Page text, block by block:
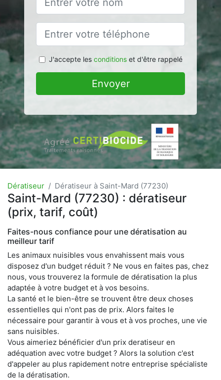
J'accepte les conditionset d'être rappelé
Envoyer
Dératiseur Dératiseur à Saint-Mard (77230)
Saint-Mard (77230) : dératiseur
(prix, tarif, coût)
Faites-nous confiance pour une dératisation au
meilleur tarif
Les animaux nuisibles vous envahissent mais vous
disposez d'un budget réduit ? Ne vous en faites pas, chez
nous, vous trouverez la formule de dératisation la plus
adaptée à votre budget et à vos besoins.
La santé et le bien-être se trouvent être deux choses
essentielles qui n'ont pas de prix. Alors faites le
nécessaire pour garantir à vous et à vos proches, une vie
sans nuisibles.
Vous aimeriez bénéficier d'un prix deratiseur en
adéquation avec votre budget ? Alors la solution c'est
d'appeler au plus rapidement notre entreprise spécialiste
de la dératisation.